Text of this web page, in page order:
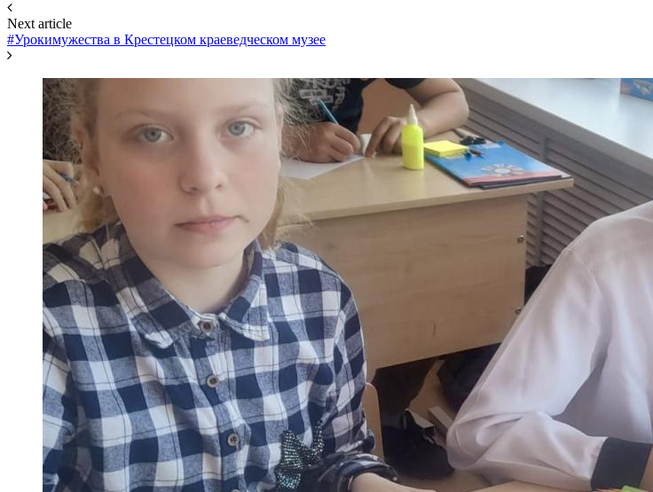
Next article
#Урокимужества в Крестецком краеведческом музее